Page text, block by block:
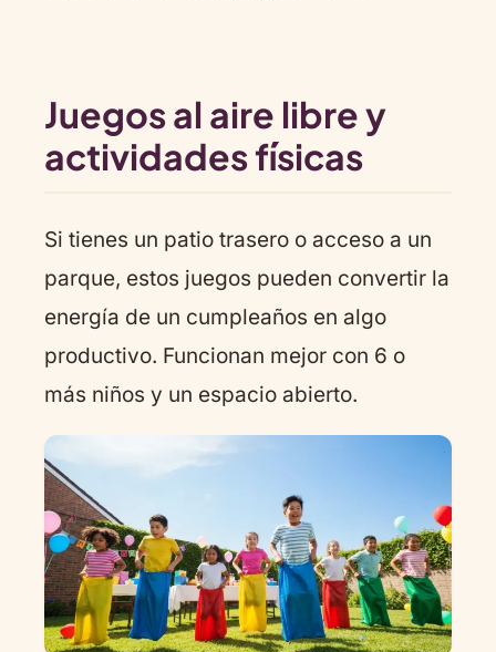
Juegos al aire libre y
actividades físicas
Si tienes un patio trasero o acceso a un
parque, estos juegos pueden convertir la
energía de un cumpleaños en algo
productivo. Funcionan mejor con 6 o
más niños y un espacio abierto.